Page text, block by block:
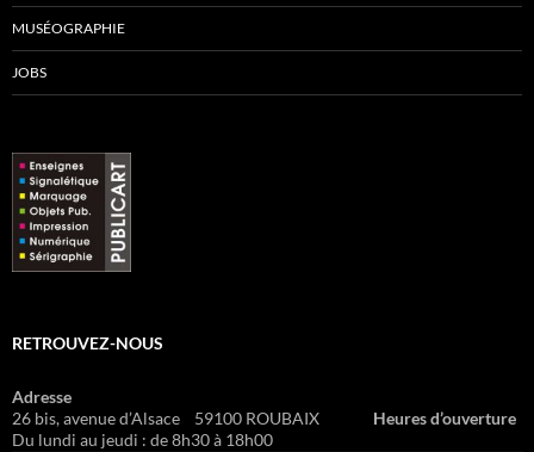
MUSÉOGRAPHIE
JOBS
RETROUVEZ-NOUS
Adresse
26 bis, avenue d’Alsace 59100 ROUBAIX Heures d’ouverture
Du lundi au jeudi : de 8h30 à 18h00